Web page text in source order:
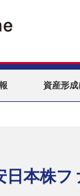
資産形成
日本株フ